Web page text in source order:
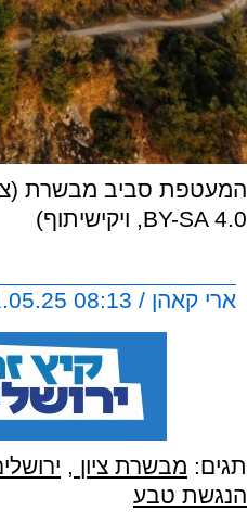
BY-SA 4.0, ויקישיתוף)
ארי קאהן / 08:13 01.05.25
תגים: מבשרת ציון ,
הנגשת טבע